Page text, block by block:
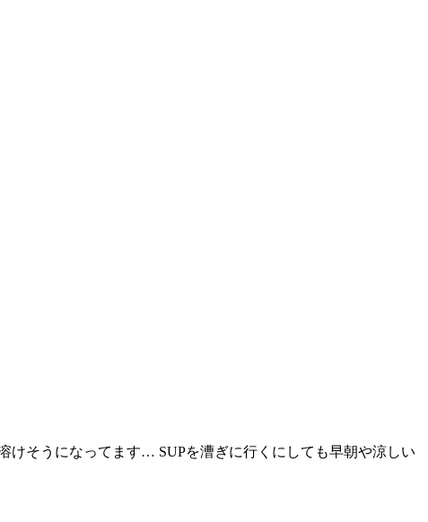
そうになってます… SUPを漕ぎに行くにしても早朝や涼しい